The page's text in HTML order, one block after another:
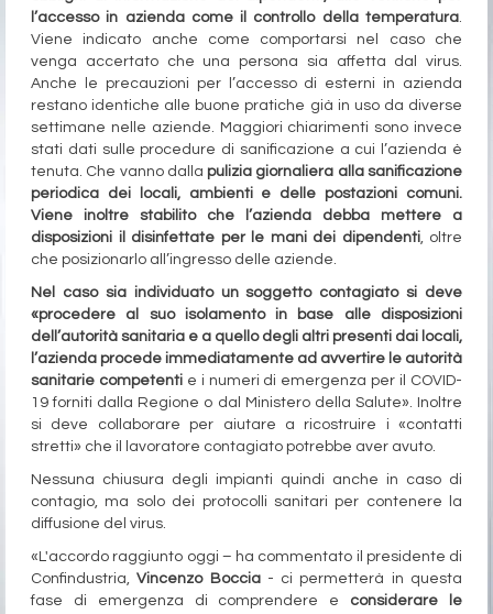
l’accesso in azienda come il controllo della temperatura.
Viene indicato anche come comportarsi nel caso che
venga accertato che una persona sia affetta dal virus.
Anche le precauzioni per l’accesso di esterni in azienda
restano identiche alle buone pratiche già in uso da diverse
settimane nelle aziende. Maggiori chiarimenti sono invece
stati dati sulle procedure di sanificazione a cui l’azienda è
tenuta. Che vanno dalla pulizia giornaliera alla sanificazione
periodica dei locali, ambienti e delle postazioni comuni.
Viene inoltre stabilito che l’azienda debba mettere a
disposizioni il disinfettate per le mani dei dipendenti, oltre
che posizionarlo all’ingresso delle aziende.
Nel caso sia individuato un soggetto contagiato si deve
«procedere al suo isolamento in base alle disposizioni
dell’autorità sanitaria e a quello degli altri presenti dai locali,
l’azienda procede immediatamente ad avvertire le autorità
sanitarie competentie i numeri di emergenza per il COVID-
19 forniti dalla Regione o dal Ministero della Salute». Inoltre
si deve collaborare per aiutare a ricostruire i «contatti
stretti» che il lavoratore contagiato potrebbe aver avuto.
Nessuna chiusura degli impianti quindi anche in caso di
contagio, ma solo dei protocolli sanitari per contenere la
diffusione del virus.
«L'accordo raggiunto oggi – ha commentato il presidente di
Confindustria,Vincenzo Boccia- ci permetterà in questa
fase di emergenza di comprendere e considerare le